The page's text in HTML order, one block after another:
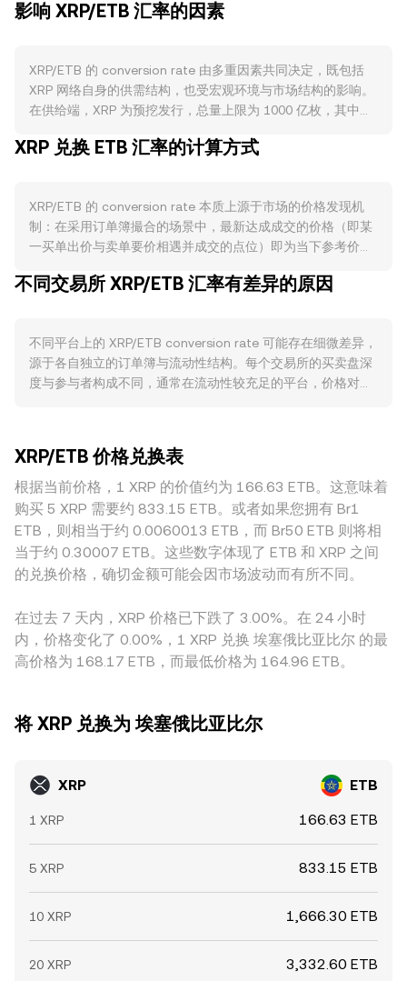
影响 XRP/ETB 汇率的因素
XRP/ETB 的 conversion rate 由多重因素共同决定，既包括
XRP 网络自身的供需结构，也受宏观环境与市场结构的影响。
在供给端，XRP 为预挖发行，总量上限为 1000 亿枚，其中相
放与回收节奏的预期会影响流通压力；同时，XRP 交易手续费
质押产出，因而供给变化主要取决于托管释放和手续费销毁。
需求端方面，跨境支付与清算相关的使用场景（如 Ripple 相
关的企业支付与流动性方案）、XRPL 上的原生去中心化交易
资产，都可能在网络活跃度提升时增加对 XRP 的使用与持有需
尔）的强弱、当地流动性与外汇管制环境也会影响通过本地法
币通道计价的价格表现，从而传导至 XRP/ETB 的 conversion
rate。监管层面，与 XRP 定性相关的司法与执法进展（例如美
与衍生品维度上，永续合约的资金费率、期权到期与未平仓量
分布、托管账户向交易所的集中流入或大额链上转账（“鲸鱼”
行为）会对短期供需与波动性产生影响，这些因素叠加在基本
面与宏观背景之上，最终共同塑造 XRP/ETB 的 conversion
rate。
XRP 兑换 ETB 汇率的计算方式
XRP/ETB 的 conversion rate 本质上源于市场的价格发现机
制：在采用订单簿撮合的场景中，最新达成成交的价格（即某
一买单出价与卖单要价相遇并成交的点位）即为当下参考价。
卖价之间的差距即为价差，二者的平均值常被视为参考的中间
VWAP，其计算公式为 VWAP = Σ(Price_i × Volume_i) / Σ
Volume_i，这使高成交量场所对综合价格产生更大影响。在进
行简单换算时，可直接用 ETB Value = XRP Amount × rate，
以 conversion rate 可估算需要的 XRP 数量。若参考 XRPL 上
的去中心化流动性，协议内的自动做市商（AMM）遵循恒定乘
积模型 x × y = k，其中以 XRP 与另一资产的储备量决定价格，
瞬时价格可近似理解为池中另一资产与 XRP 储备之比 y/x；当
大额交易改变池子储备，价格随之滑动，随后由外部套利与新
增流动性将其与更广泛市场价格重新对齐。这些集中式订单簿
报价、跨平台 VWAP 与链上 AMM 定价共同构成 XRP/ETB
conversion rate 的计算与参照体系。
不同交易所 XRP/ETB 汇率有差异的原因
不同平台上的 XRP/ETB conversion rate 可能存在细微差异，
源于各自独立的订单簿与流动性结构。每个交易所的买卖盘深
度与参与者构成不同，通常在流动性较充足的平台，价格对中
偏差或更大。地理与合规差异也会产生“地域性溢价”，例如本
地法币入金渠道的便利度、监管成本与风险评估不同，都会反
映到 XRP/ETB 的报价上。另一个常见因素是基于 USDT 的间
接定价路径：许多平台的主流深度集中在 XRP/USDT 与
ETB/USDT，若 USDT 在特定市场对 ETB 存在轻微溢价或折
价，这种基差会传导到最终的 XRP/ETB 报价。跨平台套利可
在一定程度上收敛价差，但受限于资金成本、通道速度、链上
之间的 conversion rate 在动态中会维持小幅而持续的差异。
XRP/ETB 价格兑换表
根据当前价格，1 XRP 的价值约为 166.63 ETB。这意味着
购买 5 XRP 需要约 833.15 ETB。或者如果您拥有 Br1
ETB，则相当于约 0.0060013 ETB，而 Br50 ETB 则将相
当于约 0.30007 ETB。这些数字体现了 ETB 和 XRP 之间
的兑换价格，确切金额可能会因市场波动而有所不同。
在过去 7 天内，XRP 价格已下跌了 3.00%。在 24 小时
内，价格变化了 0.00%，1 XRP 兑换 埃塞俄比亚比尔 的最
高价格为 168.17 ETB，而最低价格为 164.96 ETB。
将 XRP 兑换为 埃塞俄比亚比尔
XRP ETB
1 XRP 166.63 ETB
5 XRP 833.15 ETB
10 XRP 1,666.30 ETB
20 XRP 3,332.60 ETB